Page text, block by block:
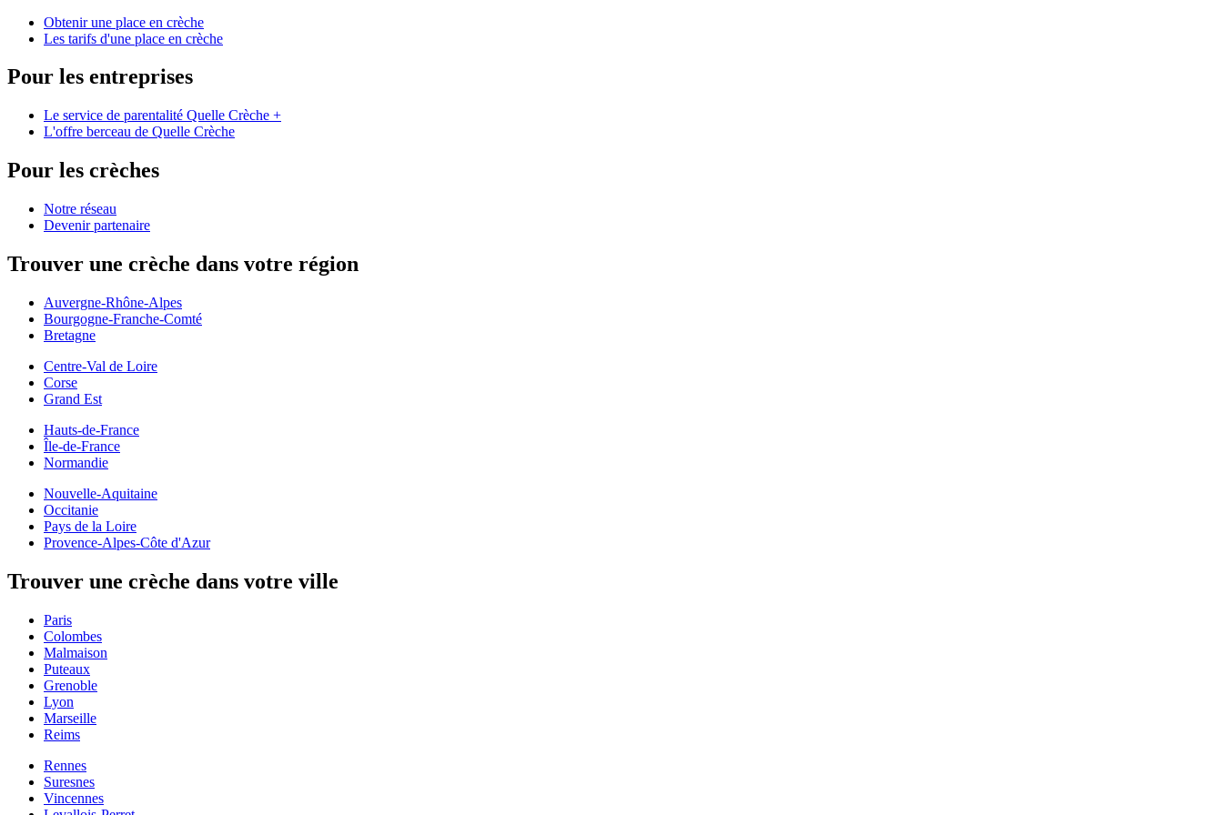
Obtenir une place en crèche
Les tarifs d'une place en crèche
Pour les entreprises
Le service de parentalité Quelle Crèche +
L'offre berceau de Quelle Crèche
Pour les crèches
Notre réseau
Devenir partenaire
Trouver une crèche dans votre région
Auvergne-Rhône-Alpes
Bourgogne-Franche-Comté
Bretagne
Centre-Val de Loire
Corse
Grand Est
Hauts-de-France
Île-de-France
Normandie
Nouvelle-Aquitaine
Occitanie
Pays de la Loire
Provence-Alpes-Côte d'Azur
Trouver une crèche dans votre ville
Paris
Colombes
Malmaison
Puteaux
Grenoble
Lyon
Marseille
Reims
Rennes
Suresnes
Vincennes